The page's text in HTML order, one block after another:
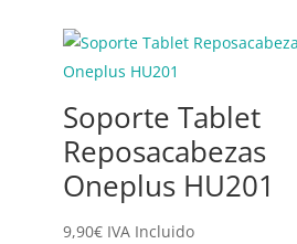
Soporte Tablet
Reposacabezas
Oneplus HU201
9,90€ IVA Incluido